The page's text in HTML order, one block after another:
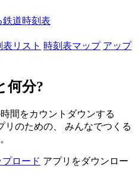
鉄道時刻表
表リスト 時刻表マップ アップ
何分?
間をカウントダウンする
リのための、 みんなでつくる
ロード アプリをダウンロー